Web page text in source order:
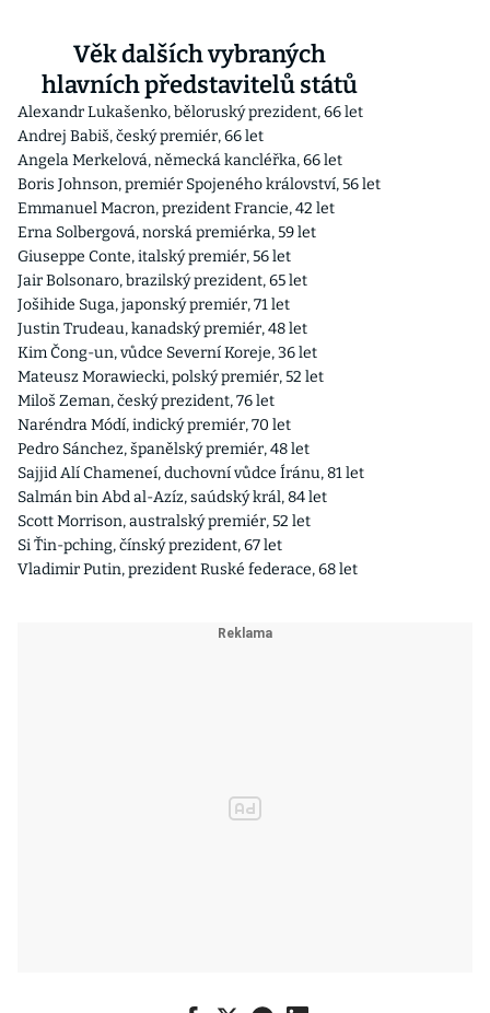
Věk dalších vybraných
hlavních představitelů států
Alexandr Lukašenko, běloruský prezident, 66 let
Andrej Babiš, český premiér, 66 let
Angela Merkelová, německá kancléřka, 66 let
Boris Johnson, premiér Spojeného království, 56 let
Emmanuel Macron, prezident Francie, 42 let
Erna Solbergová, norská premiérka, 59 let
Giuseppe Conte, italský premiér, 56 let
Jair Bolsonaro, brazilský prezident, 65 let
Jošihide Suga, japonský premiér, 71 let
Justin Trudeau, kanadský premiér, 48 let
Kim Čong-un, vůdce Severní Koreje, 36 let
Mateusz Morawiecki, polský premiér, 52 let
Miloš Zeman, český prezident, 76 let
Naréndra Módí, indický premiér, 70 let
Pedro Sánchez, španělský premiér, 48 let
Sajjid Alí Chameneí, duchovní vůdce Íránu, 81 let
Salmán bin Abd al-Azíz, saúdský král, 84 let
Scott Morrison, australský premiér, 52 let
Si Ťin-pching, čínský prezident, 67 let
Vladimir Putin, prezident Ruské federace, 68 let